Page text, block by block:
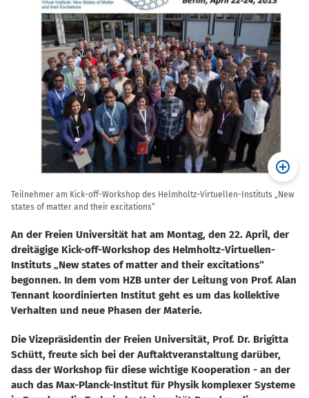
Teilnehmer am Kick-off-Workshop des Helmholtz-Virtuellen-Instituts „New
states of matter and their excitations“
An der Freien Universität hat am Montag, den 22. April, der
dreitägige Kick-off-Workshop des Helmholtz-Virtuellen-
Instituts „New states of matter and their excitations“
begonnen. In dem vom HZB unter der Leitung von Prof. Alan
Tennant koordinierten Institut geht es um das kollektive
Verhalten und neue Phasen der Materie.
Die Vizepräsidentin der Freien Universität, Prof. Dr. Brigitta
Schütt, freute sich bei der Auftaktveranstaltung darüber,
dass der Workshop für diese wichtige Kooperation - an der
auch das Max-Planck-Institut für Physik komplexer Systeme